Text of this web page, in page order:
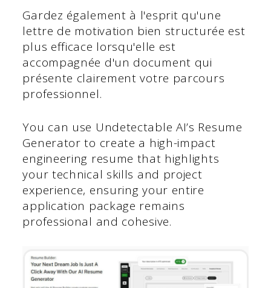
Gardez également à l'esprit qu'une
lettre de motivation bien structurée est
plus efficace lorsqu'elle est
accompagnée d'un document qui
présente clairement votre parcours
professionnel.
You can use Undetectable AI’s Resume
Generator to create a high-impact
engineering resume that highlights
your technical skills and project
experience, ensuring your entire
application package remains
professional and cohesive.